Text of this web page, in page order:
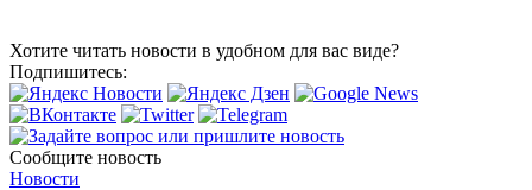
Хотите читать новости в удобном для вас виде?
Подпишитесь:
Сообщите новость
Новости